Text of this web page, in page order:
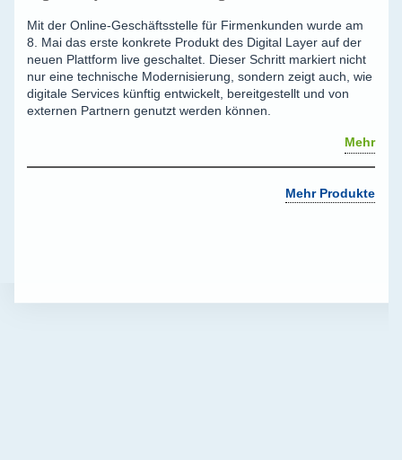
Mit der Online-Geschäftsstelle für Firmenkunden wurde am
8. Mai das erste konkrete Produkt des Digital Layer auf der
neuen Plattform live geschaltet. Dieser Schritt markiert nicht
nur eine technische Modernisierung, sondern zeigt auch, wie
digitale Services künftig entwickelt, bereitgestellt und von
externen Partnern genutzt werden können.
Mehr
Mehr Produkte